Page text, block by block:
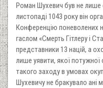
Роман Шухевич був не лише
листопаді 1043 року він
Конференцію поневолених
гаслом «Смерть Гітлеру і
представники 13 націй, а
лише уявити, якої потужної
такого заходу в умовах
Шухевичу не бракувало ані